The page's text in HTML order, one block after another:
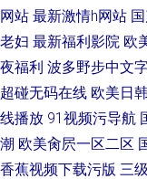
网站 最新激情h网站
老妇 最新福利影院 欧
夜福利 波多野步中文
超碰无码在线 欧美日
线播放 91视频污导航
潮 欧美肏屄一区二区
香蕉视频下载污版 三